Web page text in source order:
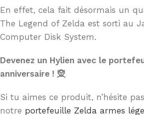
En effet, cela fait désormais un
The Legend of Zelda est sorti au
Computer Disk System.
Devenez un Hylien avec le
anniversaire ! 🧝
Si tu aimes ce produit, n’hésite
notre portefeuille Zelda armes